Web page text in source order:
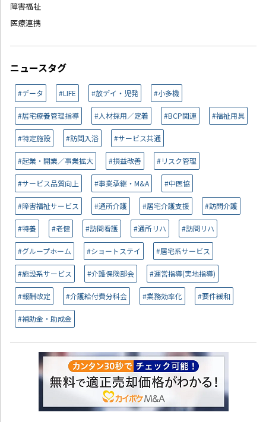
障害福祉
医療連携
ニュースタグ
#データ #LIFE #放デイ・児発 #小多機
#居宅療養管理指導 #人材採用／定着 #BCP関連 #福祉用具
#特定施設 #訪問入浴 #サービス共通
#起業・開業／事業拡大 #損益改善 #リスク管理
#サービス品質向上 #事業承継・M&A #中医協
#障害福祉サービス #通所介護 #居宅介護支援 #訪問介護
#特養 #老健 #訪問看護 #通所リハ #訪問リハ
#グループホーム #ショートステイ #居宅系サービス
#施設系サービス #介護保険部会 #運営指導(実地指導)
#報酬改定 #介護給付費分科会 #業務効率化 #要件緩和
#補助金・助成金